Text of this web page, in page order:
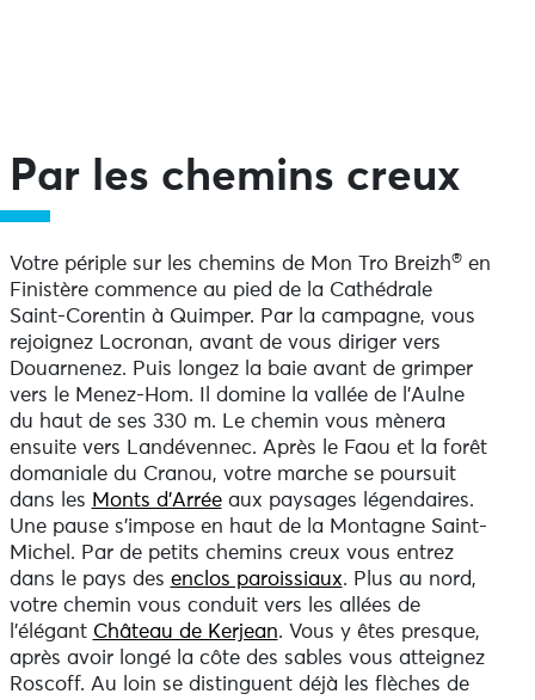
Par les chemins creux
Votre périple sur les chemins de Mon Tro Breizh®en
Finistère commence au pied de la Cathédrale
Saint-Corentin à Quimper. Par la campagne, vous
rejoignez Locronan, avant de vous diriger vers
Douarnenez. Puis longez la baie avant de grimper
vers le Menez-Hom. Il domine la vallée de l’Aulne
du haut de ses 330 m. Le chemin vous mènera
ensuite vers Landévennec. Après le Faou et la forêt
domaniale du Cranou, votre marche se poursuit
dans les Monts d’Arréeaux paysages légendaires.
Une pause s’impose en haut de la Montagne Saint-
Michel. Par de petits chemins creux vous entrez
dans le pays des enclos paroissiaux. Plus au nord,
votre chemin vous conduit vers les allées de
l’élégant Château de Kerjean. Vous y êtes presque,
après avoir longé la côte des sables vous atteignez
Roscoff. Au loin se distinguent déjà les flèches de